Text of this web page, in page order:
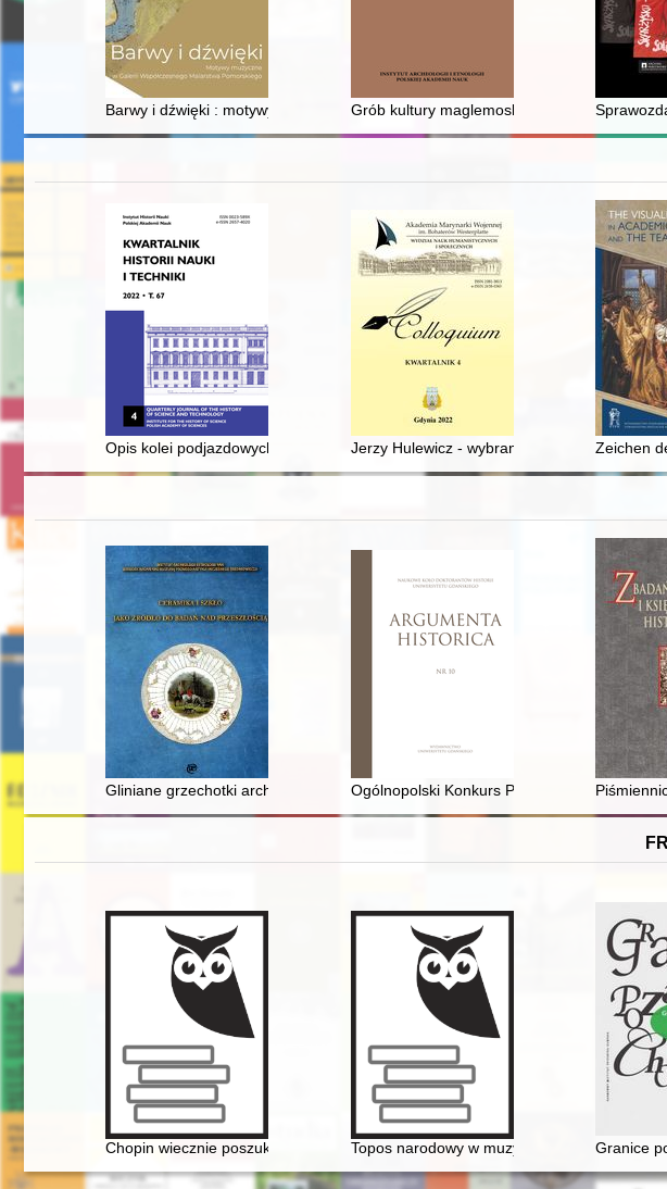
Barwy i dźwięki : motywy muzyczne w Galerii Współczesnego Malarstwa
Grób kultury maglemoskiej w Bolkowie na
Opis kolei podjazdowych w guberni warszawskiej z 1911 r. : nieznany dokument
Jerzy Hulewicz - wybrane przykładyZeichen
Gliniane grzechotki archeologiczne jako źródło wiedzy na temat dźwięku w
Ogólnopolski Konkurs Plastyczny "Milicja
Chopin wiecznie poszukiwany. Historia Międzynarodowego Konkursu
Topos narodowy w muzyce polskiej Granice